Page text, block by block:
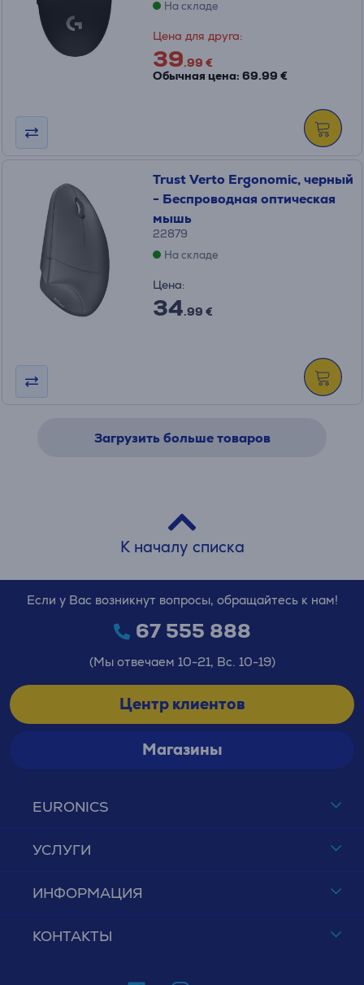
На складе
Цена для друга:
39.99 €
Обычная цена: 69.99 €
Trust Verto Ergonomic, черный
- Беспроводная оптическая
мышь
22879
На складе
Цена:
34.99 €
Загрузить больше товаров
К началу списка
EURONICS
УСЛУГИ
ИНФОРМАЦИЯ
КОНТАКТЫ
Если у Вас возникнут вопросы, обращайтесь к нам!
67 555 888
(Мы отвечаем 10-21, Вс. 10-19)
Центр клиентов
Магазины